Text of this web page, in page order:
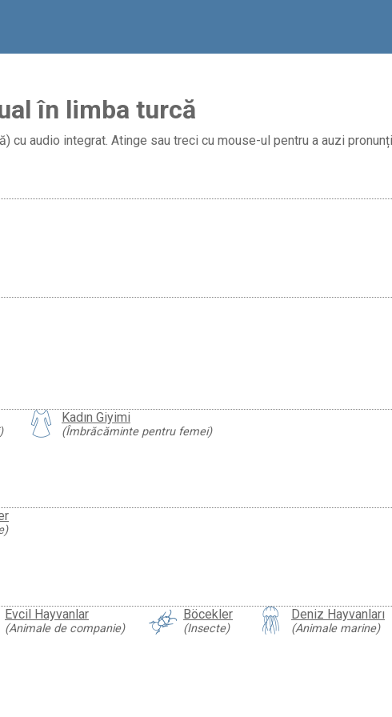
în limba turcă
cu audio integrat. Atinge sau treci cu mouse-ul pentru a auzi
Kadın Giyimi
(Îmbrăcăminte pentru femei)
Evcil Hayvanlar
(Animale de companie)
Böcekler
(Insecte)
Deniz Hayvanları
(Animale marine)